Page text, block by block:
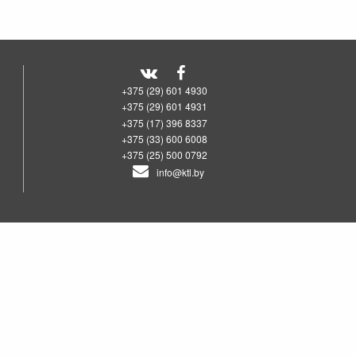
+375 (29) 601 4930
+375 (29) 601 4931
+375 (17) 396 8337
+375 (33) 600 6008
+375 (25) 500 0792
info@ktl.by